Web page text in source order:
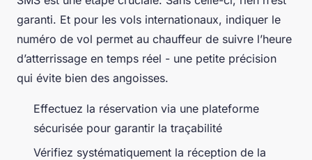
garanti. Et pour les vols internationaux, indiquer le
numéro de vol permet au chauffeur de suivre l’heure
d’atterrissage en temps réel - une petite précision
qui évite bien des angoisses.
Effectuez la réservation via une plateforme
sécurisée pour garantir la traçabilité
Vérifiez systématiquement la réception de la